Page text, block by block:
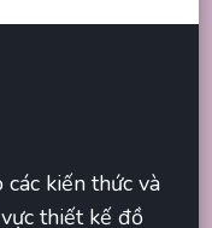
kiến thức và
thiết kế đồ